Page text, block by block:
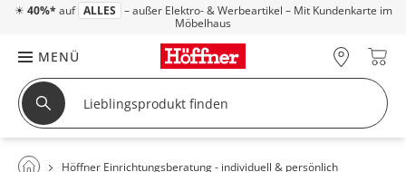
☀ 40%* auf ALLES – außer Elektro- & Werbeartikel – Mit Kundenkarte im
Möbelhaus
MENÜ
Höffner Einrichtungsberatung - individuell & persönlich